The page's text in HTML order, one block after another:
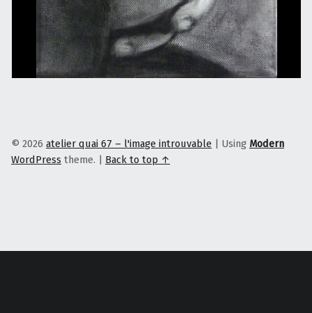
© 2026 atelier quai 67 – l'image introuvable | Using Modern
WordPress theme. | Back to top ↑